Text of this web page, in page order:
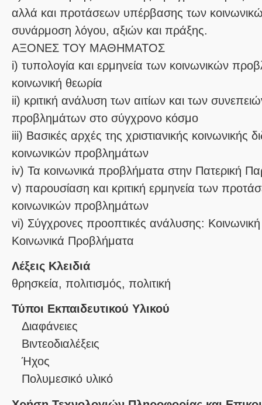
αλλά και προτάσεων υπέρβασης των
συνάρμοση λόγου, αξιών και πράξης.
ΑΞΟΝΕΣ ΤΟΥ ΜΑΘΗΜΑΤΟΣ
i) τυπολογία και ερμηνεία των κοινωνικών
κοινωνική θεωρία
ii) κριτική ανάλυση των αιτίων και των
προβλημάτων στο σύγχρονο κόσμο
iii) Βασικές αρχές της χριστιανικής κοινωνικής
κοινωνικών προβλημάτων
iv) Τα κοινωνικά προβλήματα στην Πατερική
v) παρουσίαση και κριτική ερμηνεία των
κοινωνικών προβλημάτων
vi) Σύγχρονες προοπτικές ανάλυσης:
Λέξεις Κλειδιά
θρησκεία, πολιτισμός, πολιτική
Τύποι Εκπαιδευτικού Υλικού
Διαφάνειες
Βιντεοδιαλέξεις
Ήχος
Πολυμεσικό υλικό